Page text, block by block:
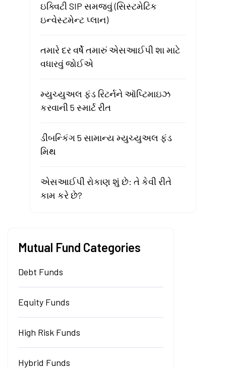
ઇક્વિટી SIP સમજવું (સિસ્ટમેટિક
ઇન્વેસ્ટમેન્ટ પ્લાન)
તમારે દર વર્ષે તમારું એસઆઈપી શા માટે
વધારવું જોઈએ
મ્યુચ્યુઅલ ફંડ રિટર્નને ઑપ્ટિમાઇઝ
કરવાની 5 સ્માર્ટ રીત
ડીબન્કિંગ 5 સામાન્ય મ્યુચ્યુઅલ ફંડ
મિથ
એસઆઈપી રોકાણ શું છે: તે કેવી રીતે
કામ કરે છે?
Mutual Fund Categories
Debt Funds
Equity Funds
High Risk Funds
Hybrid Funds